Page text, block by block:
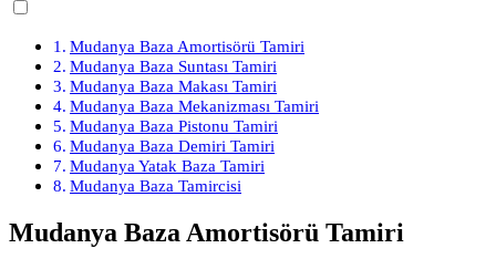
Mudanya Baza Amortisörü Tamiri
Mudanya Baza Suntası Tamiri
Mudanya Baza Makası Tamiri
Mudanya Baza Mekanizması Tamiri
Mudanya Baza Pistonu Tamiri
Mudanya Baza Demiri Tamiri
Mudanya Yatak Baza Tamiri
Mudanya Baza Tamircisi
Mudanya Baza Amortisörü Tamiri